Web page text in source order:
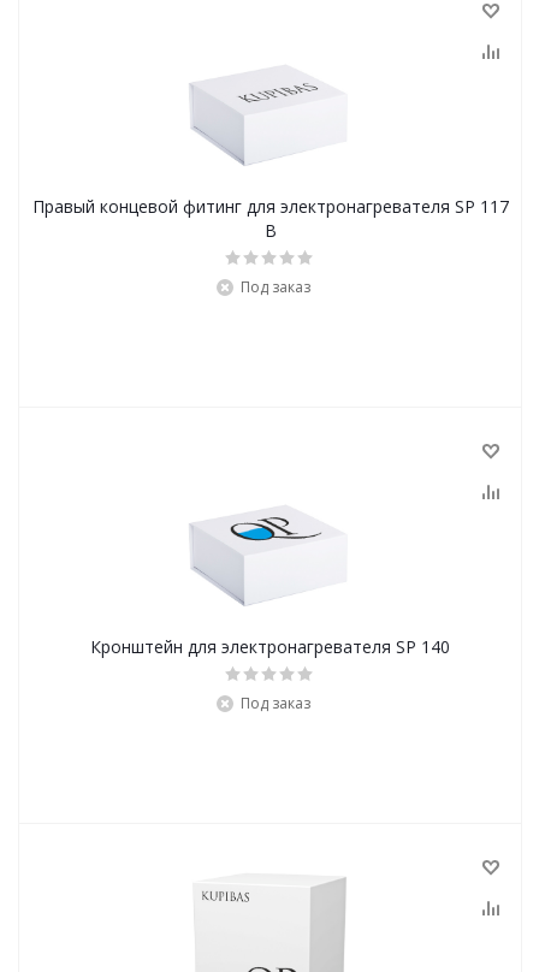
Правый концевой фитинг для электронагревателя SP 117
В
Под заказ
Кронштейн для электронагревателя SP 140
Под заказ